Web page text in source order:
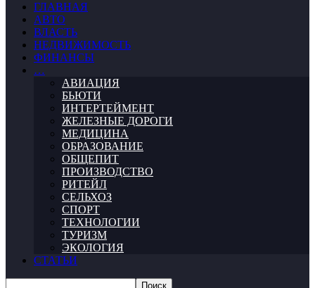
ГЛАВНАЯ
АВТО
ВЛАСТЬ
НЕДВИЖИМОСТЬ
ФИНАНСЫ
…
АВИАЦИЯ
БЬЮТИ
ИНТЕРТЕЙМЕНТ
ЖЕЛЕЗНЫЕ ДОРОГИ
МЕДИЦИНА
ОБРАЗОВАНИЕ
ОБЩЕПИТ
ПРОИЗВОДСТВО
РИТЕЙЛ
СЕЛЬХОЗ
СПОРТ
ТЕХНОЛОГИИ
ТУРИЗМ
ЭКОЛОГИЯ
СТАТЬИ